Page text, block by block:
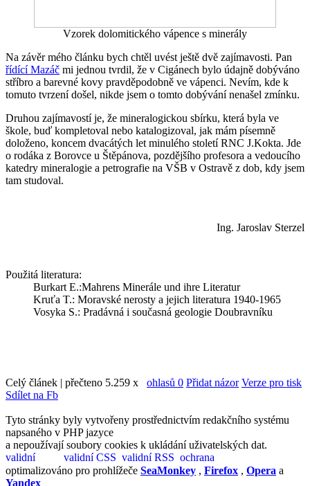
Vzorek dolomitického vápence s minerály
Na závěr mého článku bych chtěl uvést ještě dvě zajímavosti. Pan
řídící Mazáč mi jednou tvrdil, že v Cigánech bylo údajně dobýváno
stříbro a barevné kovy pravděpodobně ve vápenci. Nevím, kde k
tomuto tvrzení došel, nikde jsem o tomto dobývání nenašel zmínku.
Druhou zajímavostí je, že mineralogickou sbírku, která byla ve
škole, buď kompletoval nebo katalogizoval, jak mám písemně
doloženo, koncem dvacátých let minulého století RNC J.Kokta. Jde
o rodáka z Borovce u Štěpánova, pozdějšího profesora a vedoucího
katedry mineralogie a petrografie na VŠB v Ostravě z dob, kdy jsem
tam studoval.
Ing. Jaroslav Sterzel
Použitá literatura:
Burkart E.:Mahrens Minerále und ihre Literatur
Kruťa T.: Moravské nerosty a jejich literatura 1940-1965
Vosyka S.: Pradávná i současná geologie Doubravníku
Celý článek | přečteno 5.259 x ohlasů 0 Přidat názor Verze pro tisk
Sdílet na Fb
Tyto stránky byly vytvořeny prostřednictvím redakčního systému
napsaného v PHP jazyce
a nepoužívají soubory cookies k ukládání uživatelských dat.
optimalizováno pro prohlížeče SeaMonkey , Firefox , Opera a
Yandex